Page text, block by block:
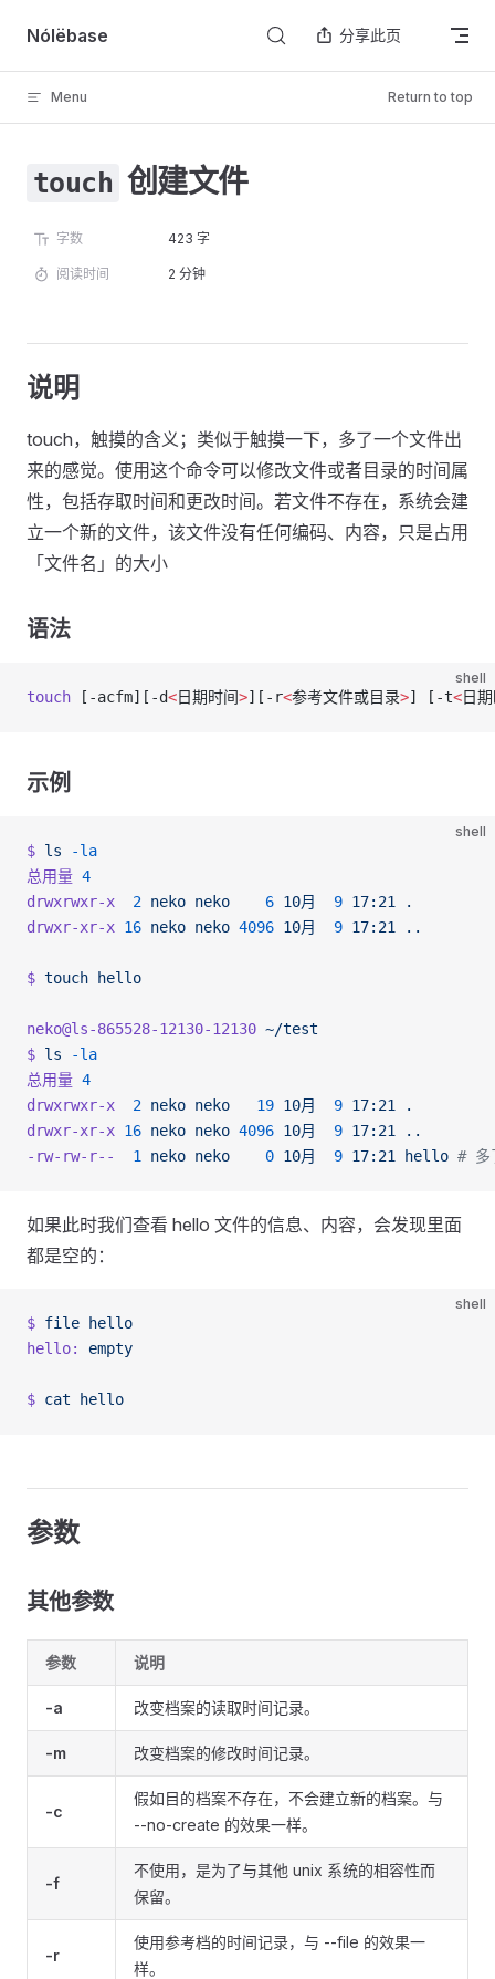
Skip to content
Nólëbase 分享此页
Menu Return to top
touch 创建文件
字数 423 字
阅读时间 2 分钟
说明
touch，触摸的含义；类似于触摸一下，多了一个文件出
来的感觉。使用这个命令可以修改文件或者目录的时间属
性，包括存取时间和更改时间。若文件不存在，系统会建
立一个新的文件，该文件没有任何编码、内容，只是占用
「文件名」的大小
语法
shell
touch [-acfm][-d<日期时间>][-r<参考文件或目录>] [-t<日
示例
shell
$ ls -la
总用量 4
drwxrwxr-x
  2
neko neko
    6
10月
  9
17:21
.
drwxr-xr-x 16 neko neko 4096 10月
  9
17:21 ..
$ touch hello
neko@ls-865528-12130-12130 ~/test
$ ls -la
总用量 4
drwxrwxr-x
  2
neko neko
   19
10月
  9
17:21
.
drwxr-xr-x 16 neko neko 4096 10月
  9
17:21
..
-rw-rw-r--
  1
neko neko
    0
10月
  9
17:21 hello # 多
如果此时我们查看 hello 文件的信息、内容，会发现里面
都是空的：
shell
$ file hello
hello:
empty
$ cat hello
参数
其他参数
参数 说明
-a 改变档案的读取时间记录。
-m 改变档案的修改时间记录。
-c
假如目的档案不存在，不会建立新的档案。与
--no-create 的效果一样。
-f
不使用，是为了与其他 unix 系统的相容性而
保留。
-r
使用参考档的时间记录，与 --file 的效果一
样。